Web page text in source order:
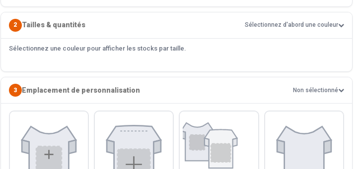
2 Tailles & quantités Sélectionnez d'abord une couleur
Sélectionnez une couleur pour afficher les stocks par taille.
3 Emplacement de personnalisation Non sélectionné